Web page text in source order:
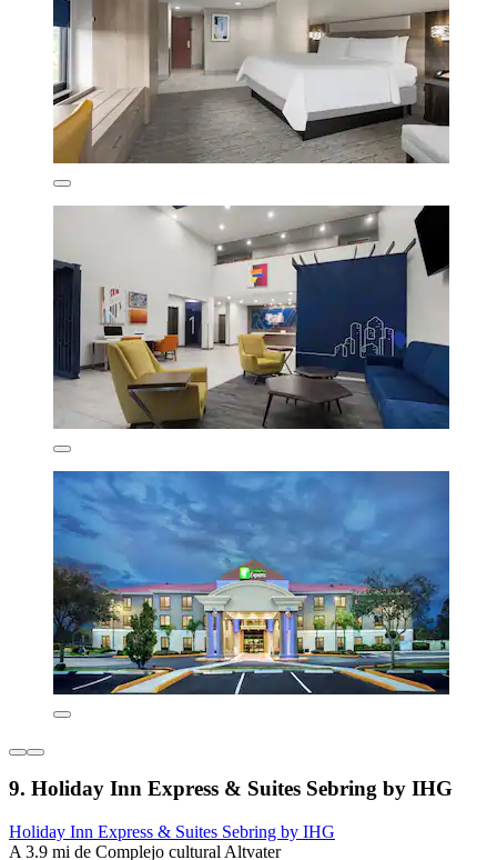
9. Holiday Inn Express & Suites Sebring by IHG
Holiday Inn Express & Suites Sebring by IHG
A 3.9 mi de Complejo cultural Altvater